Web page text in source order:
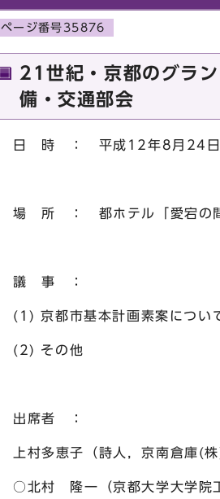
ページ番号35876
21世紀・京都のグラ
備・交通部会
日 時 ： 平成12年8月24日
場 所 ： 都ホテル「愛宕の
議 事 ：
(1) 京都市基本計画素案
(2) その他
出席者 ：
上村多恵子（詩人，京南倉庫(
○北村 隆一（京都大学大学院